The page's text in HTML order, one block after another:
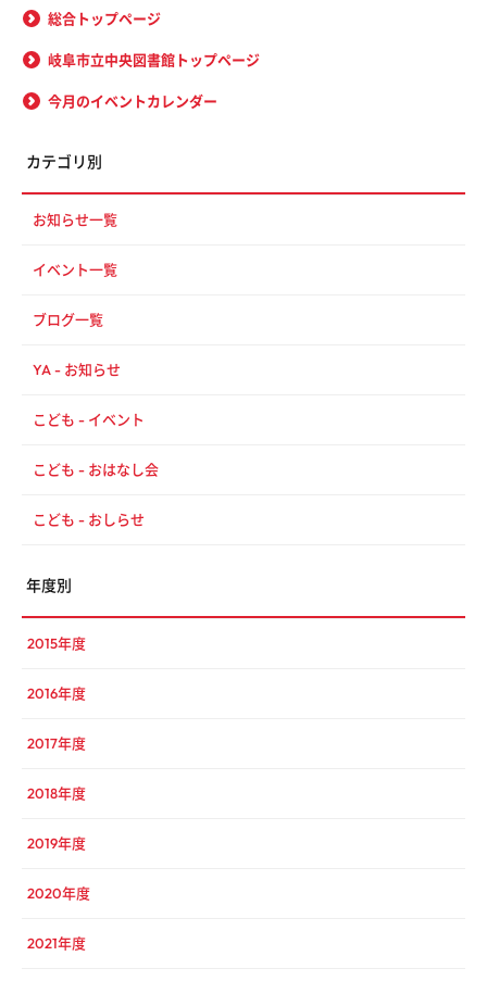
総合トップページ
岐阜市立中央図書館トップページ
今月のイベントカレンダー
カテゴリ別
お知らせ一覧
イベント一覧
ブログ一覧
YA - お知らせ
こども - イベント
こども - おはなし会
こども - おしらせ
年度別
2015年度
2016年度
2017年度
2018年度
2019年度
2020年度
2021年度